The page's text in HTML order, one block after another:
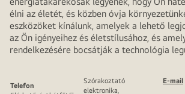
élni az életét, és közben óvja
eszközöket kínálunk, amelyek a lehető
az Ön igényeihez és életstílusához, és
rendelkezésére bocsátják a technológia
Telefon
Szórakoztató
elektronika,
E-mail